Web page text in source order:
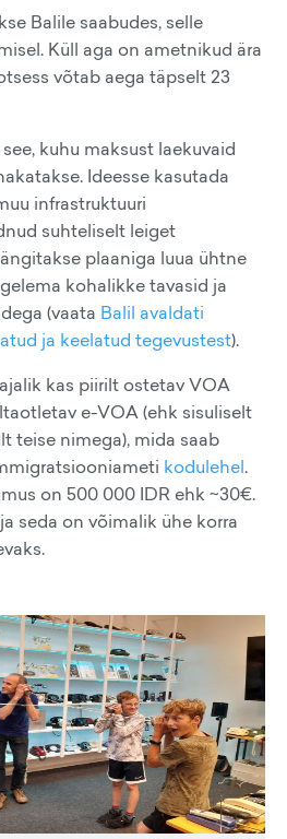
Balile saabudes, selle
Küll aga on ametnikud ära
võtab aega täpselt 23
kuhu maksust laekuvaid
Ideesse kasutada
infrastruktuuri
suhteliselt leiget
plaaniga luua ühtne
kohalikke tavasid ja
(vaata Balil avaldati
ja keelatud tegevustest).
kas piirilt ostetav VOA
e-VOA (ehk sisuliselt
teise nimega), mida saab
kodulehel.
on 500 000 IDR ehk ~30€.
seda on võimalik ühe korra